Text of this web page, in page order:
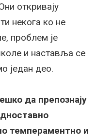
откривају
некога ко не
проблем је
и наставља се
један део.
да препознају
темпераментно и